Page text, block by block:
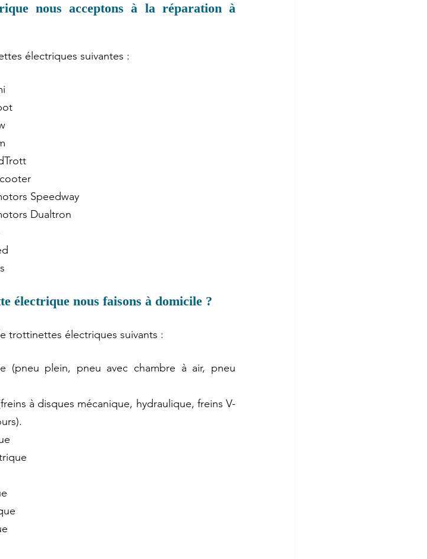
nous acceptons à la réparation à
électriques suivantes :
Speedway
Dualtron
électrique nous faisons à domicile ?
trottinettes électriques suivants :
(pneu plein, pneu avec chambre à air, pneu
à disques mécanique, hydraulique, freins V-